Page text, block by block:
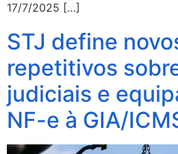
17/7/2025 […]
STJ define
repetitivos
judiciais e
NF-e à GIA/